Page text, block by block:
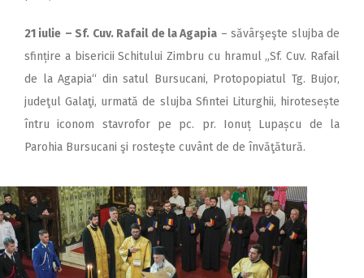
21 iulie – Sf. Cuv. Rafail de la Agapia – săvârşeşte slujba de
sfințire a bisericii Schitului Zimbru cu hramul „Sf. Cuv. Rafail
de la Agapia“ din satul Bursucani, Protopopiatul Tg. Bujor,
judeţul Galaţi, urmată de slujba Sfintei Liturghii, hirotesește
întru iconom stavrofor pe pc. pr. Ionuț Lupașcu de la
Parohia Bursucani şi rosteşte cuvânt de de învăţătură.